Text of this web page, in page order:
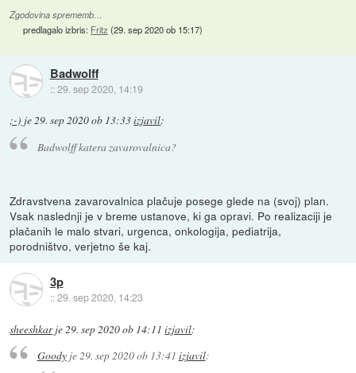
Zgodovina sprememb…
predlagalo izbris: Fritz (29. sep 2020 ob 15:17)
Badwolff
::29. sep 2020, 14:19
;-) je29. sep 2020 ob 13:33izjavil:
Badwolff katera zavarovalnica?
Zdravstvena zavarovalnica plačuje posege glede na (svoj) plan.
Vsak naslednji je v breme ustanove, ki ga opravi. Po realizaciji je
plačanih le malo stvari, urgenca, onkologija, pediatrija,
porodništvo, verjetno še kaj.
3p
::29. sep 2020, 14:23
sheeshkarje29. sep 2020 ob 14:11 izjavil:
Goodyje29. sep 2020 ob 13:41 izjavil: